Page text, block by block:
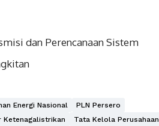
dan Perencanaan Sistem
Energi Nasional
PLN Persero
Ketenagalistrikan
Tata Kelola Perusahaan